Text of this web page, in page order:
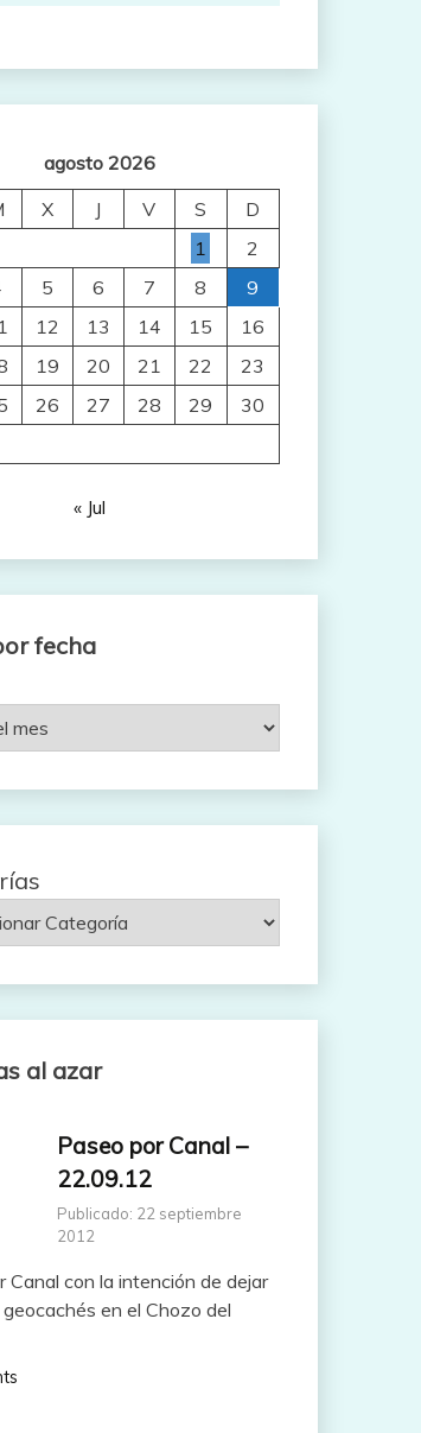
agosto 2026
X J V S
D
1
2
5 6 7 8
9
12 13 14 15
16
19 20 21 22
23
26 27 28 29
30
« Jul
fecha
al azar
Paseo por Canal –
22.09.12
Publicado: 22 septiembre
2012
Canal con la intención de dejar
en el Chozo del